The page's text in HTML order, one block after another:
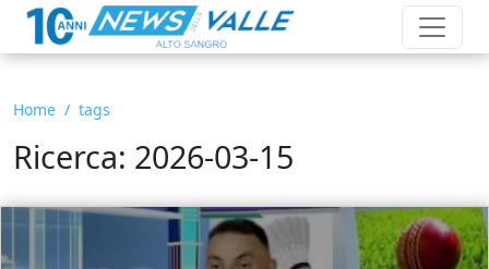
Home tags
Ricerca: 2026-03-15